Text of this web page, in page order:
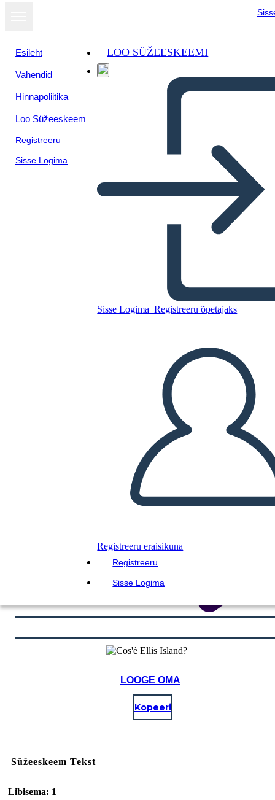
Esileht
Vahendid
Hinnapoliitika
Loo Süžeeskeem
Registreeru
Sisse Logima
LOO SÜŽEESKEEMI
Sisse Logima Registreeru õpetajaks
Registreeru eraisikuna
Registreeru
Sisse Logima
Kopeerige see süžeeskeemid
LUUA STORYBOARD
LOE MULLE
LOOGE OMA
Kopeeri
Süžeeskeem Tekst
Libisema: 1